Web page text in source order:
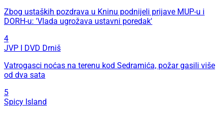
Zbog ustaških pozdrava u Kninu podnijeli prijave MUP-u i
DORH-u: 'Vlada ugrožava ustavni poredak'
4
JVP I DVD Drniš
Vatrogasci noćas na terenu kod Sedramića, požar gasili više
od dva sata
5
Spicy Island